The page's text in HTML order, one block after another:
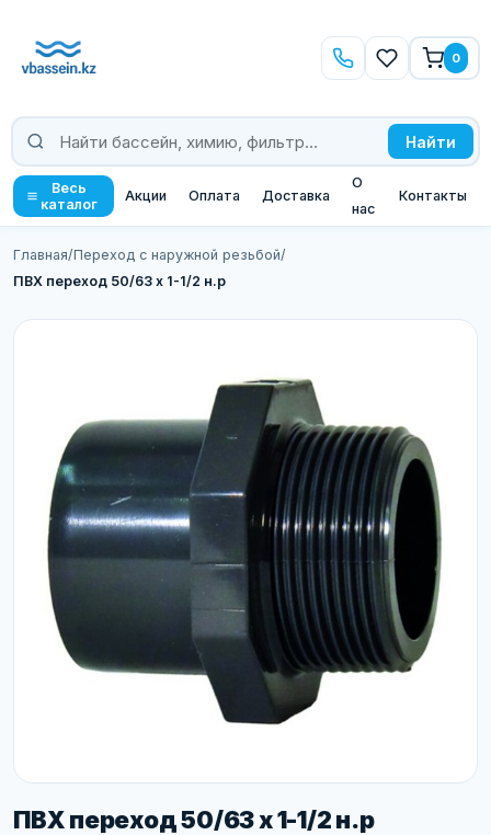
Найти
0
Весь
каталог
Акции Оплата Доставка
О
нас
Контакты
Главная/Переход с наружной резьбой/
ПВХ переход 50/63 х 1-1/2 н.р
ПВХ переход 50/63 х 1-1/2 н.р